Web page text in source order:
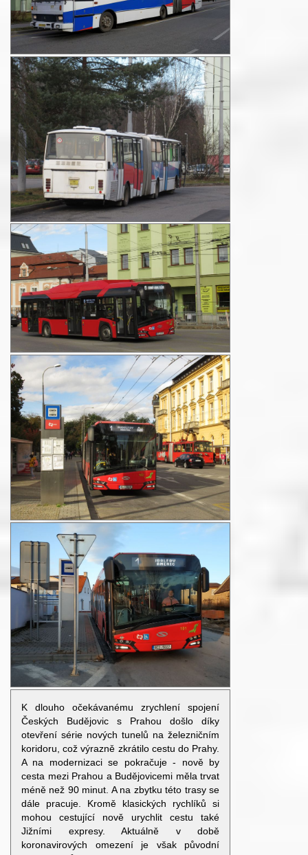
K dlouho očekávanému zrychlení spojení
Českých Budějovic s Prahou došlo díky
otevření série nových tunelů na železničním
koridoru, což výrazně zkrátilo cestu do Prahy.
A na modernizaci se pokračuje - nově by
cesta mezi Prahou a Budějovicemi měla trvat
méně než 90 minut. A na zbytku této trasy se
dále pracuje. Kromě klasických rychlíků si
mohou cestující nově urychlit cestu také
Jižními expresy. Aktuálně v době
koronavirových omezení je však původní